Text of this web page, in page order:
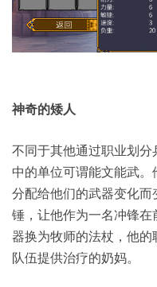
神奇的矮人
不同于其他通过职业划分
中的单位可谓能文能武
分配给他们的武器变化
锤，让他作为一名冲锋
器换为牧师的法杖，他
队伍提供治疗的奶妈。